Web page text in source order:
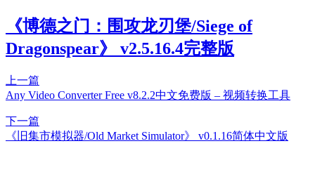
《博德之门：围攻龙刃堡/Siege of
Dragonspear》 v2.5.16.4完整版
上一篇
Any Video Converter Free v8.2.2中文免费版 – 视频转换工具
下一篇
《旧集市模拟器/Old Market Simulator》 v0.1.16简体中文版